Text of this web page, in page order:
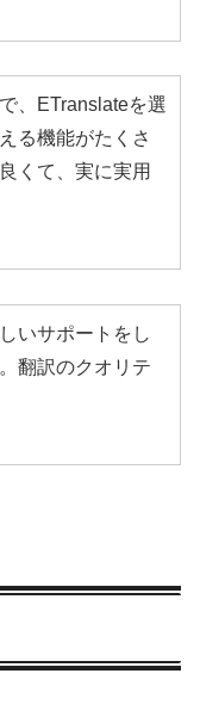
、ETranslateを選
る機能がたくさ
くて、実に実用
いサポートをし
翻訳のクオリテ